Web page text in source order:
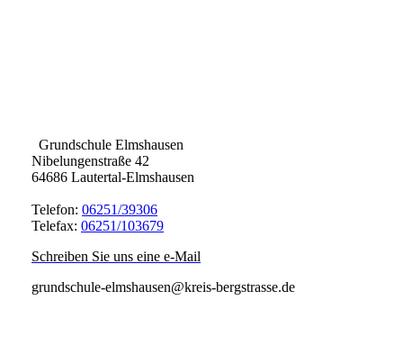
Grundschule Elmshausen
Nibelungenstraße 42
64686 Lautertal-Elmshausen
Telefon: 06251/39306
Telefax: 06251/103679
Schreiben Sie uns eine e-Mail
grundschule-elmshausen@kreis-bergstrasse.de